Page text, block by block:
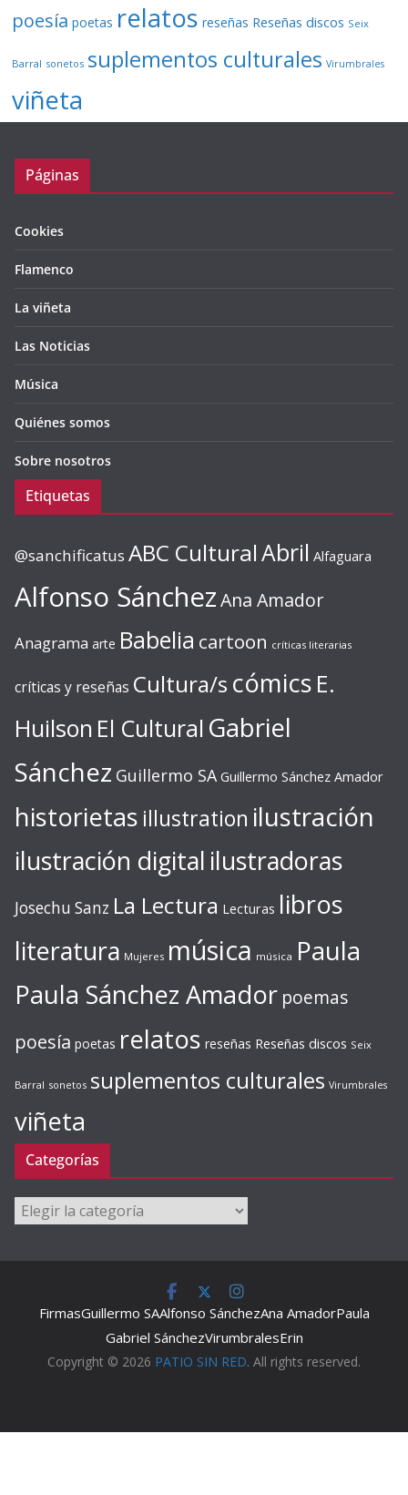
poesía poetas relatos reseñas Reseñas discos Seix
Barral sonetos suplementos culturales Virumbrales
viñeta
Páginas
Cookies
Flamenco
La viñeta
Las Noticias
Música
Quiénes somos
Sobre nosotros
Etiquetas
@sanchificatus ABC CulturalAbril Alfaguara
Alfonso SánchezAna Amador
Anagrama arte Babelia cartoon críticas literarias
críticas y reseñas Cultura/s cómics E.
Huilson El Cultural Gabriel
Sánchez Guillermo SA Guillermo Sánchez Amador
historietas illustration ilustración
ilustración digital ilustradoras
Josechu Sanz La Lectura Lecturas libros
literatura Mujeres música música Paula
Paula Sánchez Amador poemas
poesía poetas relatos reseñas Reseñas discos Seix
Barral sonetos suplementos culturales Virumbrales
viñeta
Categorías
Categorías
FirmasGuillermo SAAlfonso SánchezAna AmadorPaula
Gabriel SánchezVirumbralesErin
Copyright © 2026 PATIO SIN RED. All rights reserved.